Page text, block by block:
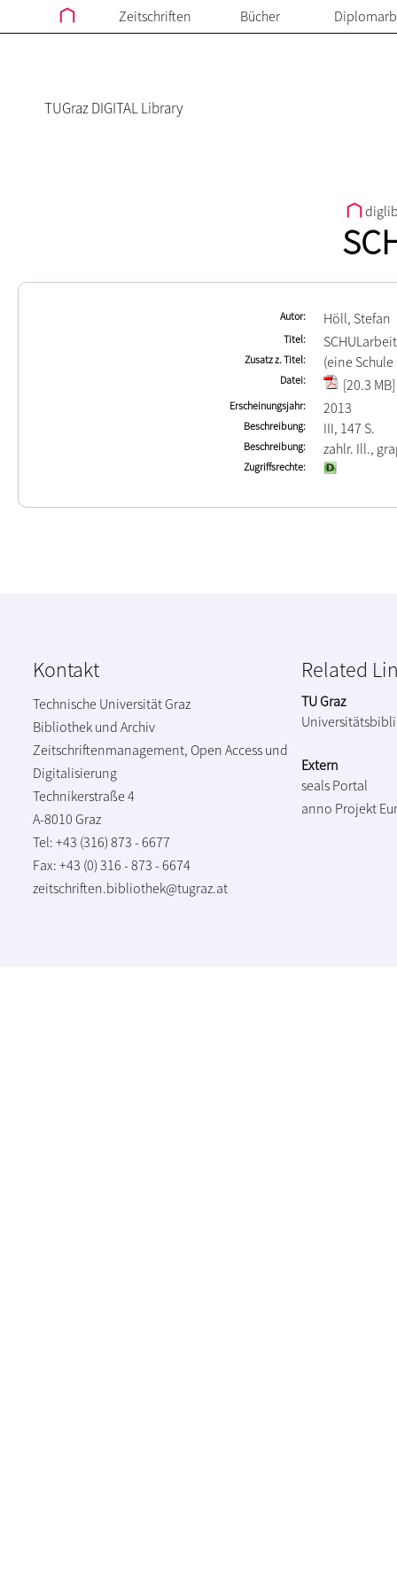
Zeitschriften Bücher
TUGraz DIGITAL Library
Autor Höll, Stefan
Titel SCHULarbeit
Zusatz z. Titel (eine
Datei [20.3 MB]
Erscheinungsjahr 2013
Beschreibung III, 147 S.
Beschreibung zahlr. Ill.,
Zugriffsrechte
Kontakt
Technische Universität Graz
Bibliothek und Archiv
Zeitschriftenmanagement, Open Access und
Digitalisierung
Technikerstraße 4
A-8010 Graz
Tel: +43 (316) 873 - 6677
Fax: +43 (0) 316 - 873 - 6674
zeitschriften.bibliothek@tugraz.at
Related
TU Graz
Extern
seals Portal
anno Projekt